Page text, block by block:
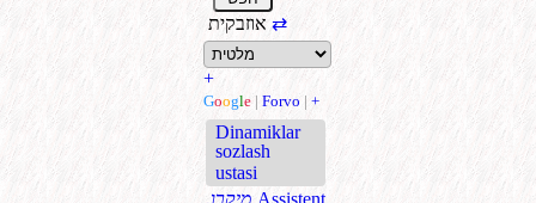
⇄
+
Google | Forvo | +
Dinamiklar
sozlash
ustasi
.מיקרו Assistent